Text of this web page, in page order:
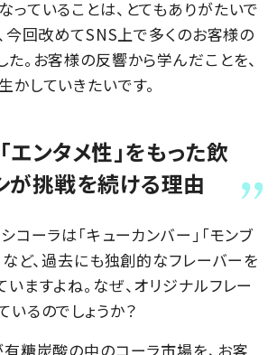
ていることは、とてもありがたいで
今回改めてSNS上で多くのお客様の
。お客様の反響から学んだことを、
していきたいです。
エンタメ性」をもった飲
が挑戦を続ける理由
コーラは「キューカンバー」「モンブ
など、過去にも独創的なフレーバーを
ますよね。なぜ、オリジナルフレー
るのでしょうか？
有糖炭酸の中のコーラ市場を、お客